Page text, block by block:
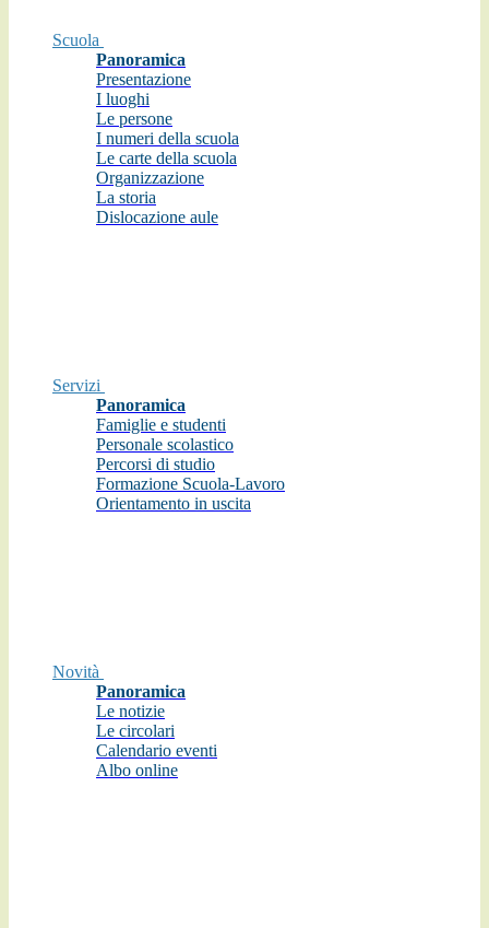
Scuola
Panoramica
Presentazione
I luoghi
Le persone
I numeri della scuola
Le carte della scuola
Organizzazione
La storia
Dislocazione aule
Servizi
Panoramica
Famiglie e studenti
Personale scolastico
Percorsi di studio
Formazione Scuola-Lavoro
Orientamento in uscita
Novità
Panoramica
Le notizie
Le circolari
Calendario eventi
Albo online